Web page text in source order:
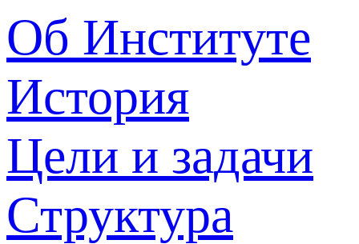
Об Институте
История
Цели и задачи
Структура